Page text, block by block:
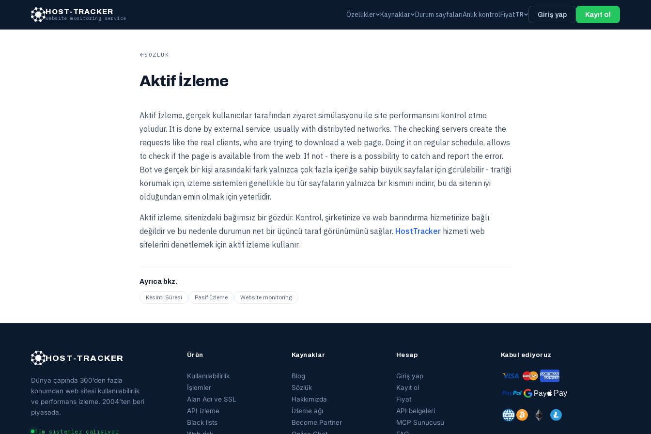
HOST-TRACKER
website monitoring service Özellikler Kaynaklar Durum sayfalarıAnlık kontrolFiyatTR Giriş yap Kayıt ol
SÖZLÜK
Aktif İzleme
Aktif İzleme, gerçek kullanıcılar tarafından ziyaret simülasyonu ile site performansını kontrol etme
yoludur. It is done by external service, usually with distribyted networks. The checking servers create the
requests like the real clients, who are trying to download a web page. Doing it on regular schedule, allows
to check if the page is available from the web. If not - there is a possibility to catch and report the error.
Bot ve gerçek bir kişi arasındaki fark yalnızca çok fazla içeriğe sahip büyük sayfalar için görülebilir - trafiği
korumak için, izleme sistemleri genellikle bu tür sayfaların yalnızca bir kısmını indirir, bu da sitenin iyi
olduğundan emin olmak için yeterlidir.
Aktif izleme, sitenizdeki bağımsız bir gözdür. Kontrol, şirketinize ve web barındırma hizmetinize bağlı
değildir ve bu nedenle durumun net bir üçüncü taraf görünümünü sağlar. HostTracker hizmeti web
sitelerini denetlemek için aktif izleme kullanır.
Ayrıca bkz.
Kesinti Süresi Pasif İzleme Website monitoring
HOST-TRACKER
Dünya çapında 300’den fazla
konumdan web sitesi kullanılabilirlik
ve performans izleme. 2004’ten beri
piyasada.
Tüm sistemler çalışıyor
Ürün
Kullanılabilirlik
İşlemler
Alan Adı ve SSL
API izleme
Black lists
Kaynaklar
Blog
Sözlük
Hakkımızda
İzleme ağı
Become Partner
Hesap
Giriş yap
Kayıt ol
Fiyat
API belgeleri
MCP Sunucusu
Kabul ediyoruz